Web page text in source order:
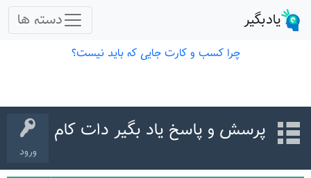
ورود
پرسش و پاسخ یاد بگیر دات کام